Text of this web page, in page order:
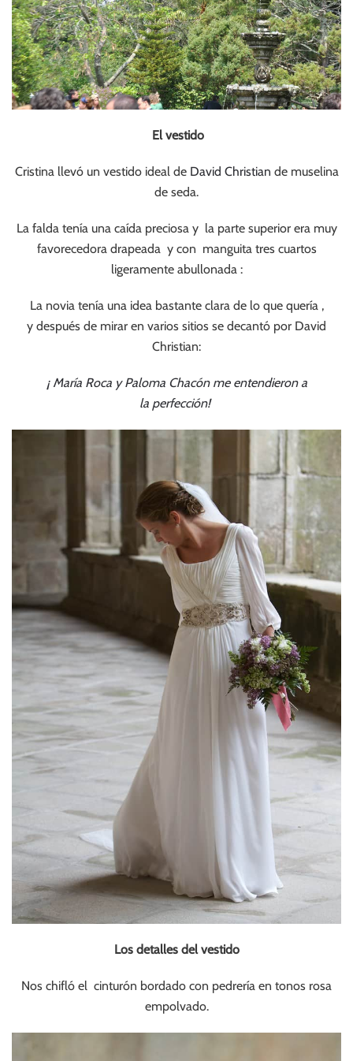
El vestido
Cristina llevó un vestido ideal de David Christian de muselina
de seda.
La falda tenía una caída preciosa y la parte superior era muy
favorecedora drapeada y con manguita tres cuartos
ligeramente abullonada :
La novia tenía una idea bastante clara de lo que quería ,
y después de mirar en varios sitios se decantó por David
Christian:
¡ María Roca y Paloma Chacón me entendieron a
la perfección!
Los detalles del vestido
Nos chifló el cinturón bordado con pedrería en tonos rosa
empolvado.